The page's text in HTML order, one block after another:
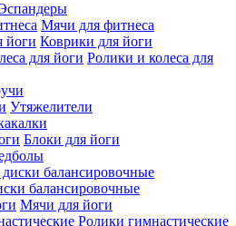
Мячи для фитнеса
Коврики для йоги
Ролики и колеса для
Утяжелители
Блоки для йоги
балансировочные
Мячи для йоги
Ролики гимнастические